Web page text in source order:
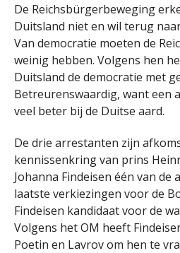
De Reichsbürgerbeweging
Duitsland niet en wil terug
Van democratie moeten de
weinig hebben. Volgens hen
Duitsland de democratie met
Betreurenswaardig, want een
veel beter bij de Duitse aard.
De drie arrestanten zijn
kennissenkring van prins
Johanna Findeisen één van de
laatste verkiezingen voor de
Findeisen kandidaat voor de
Volgens het OM heeft
Poetin en Lavrov om hen te